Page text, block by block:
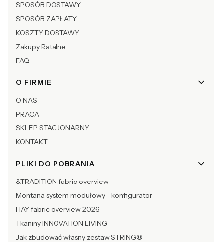
SPOSÓB DOSTAWY
SPOSÓB ZAPŁATY
KOSZTY DOSTAWY
Zakupy Ratalne
FAQ
O FIRMIE
O NAS
PRACA
SKLEP STACJONARNY
KONTAKT
PLIKI DO POBRANIA
&TRADITION fabric overview
Montana system modułowy - konfigurator
HAY fabric overview 2026
Tkaniny INNOVATION LIVING
Jak zbudować własny zestaw STRING®